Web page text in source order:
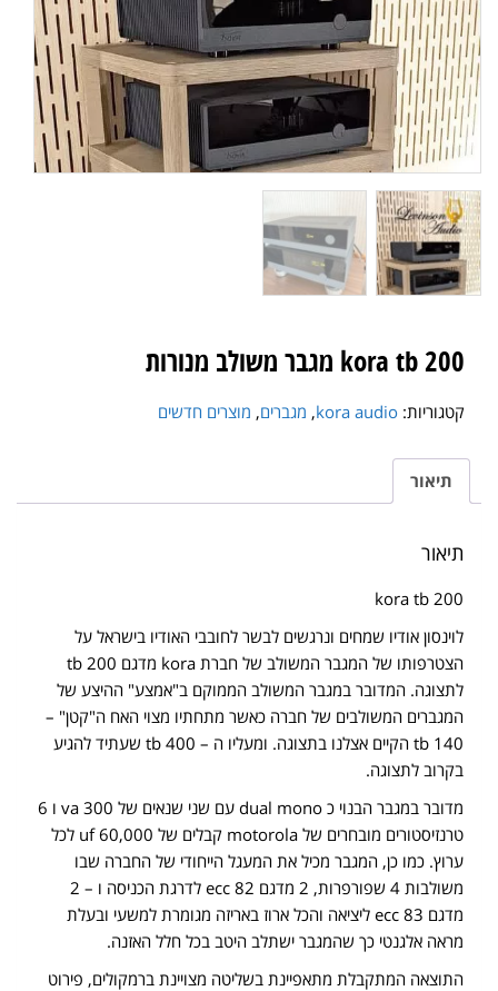
kora tb 200 מגבר משולב מנורות
קטגוריות: kora audio
, מגברים, מוצרים חדשים
תיאור
תיאור
kora tb 200
לוינסון אודיו שמחים ונרגשים לבשר לחובבי האודיו בישראל על
הצטרפותו של המגבר המשולב של חברת kora מדגם tb 200
לתצוגה. המדובר במגבר המשולב הממוקם ב"אמצע" ההיצע של
המגברים המשולבים של חברה כאשר מתחתיו מצוי האח ה"קטן" –
tb 140 הקיים אצלנו בתצוגה. ומעליו ה – tb 400 שעתיד להגיע
בקרוב לתצוגה.
מדובר במגבר הבנוי כ dual mono עם שני שנאים של 300 va ו 6
טרנזיסטורים מובחרים של motorola קבלים של 60,000 uf לכל
ערוץ. כמו כן, המגבר מכיל את המעגל הייחודי של החברה שבו
משולבות 4 שפורפרות, 2 מדגם ecc 82 לדרגת הכניסה ו – 2
מדגם ecc 83 ליציאה והכל ארוז באריזה מגומרת למשעי ובעלת
מראה אלגנטי כך שהמגבר ישתלב היטב בכל חלל האזנה.
התוצאה המתקבלת מתאפיינת בשליטה מצויינת ברמקולים, פירוט